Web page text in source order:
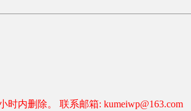
内删除。 联系邮箱: kumeiwp@163.com